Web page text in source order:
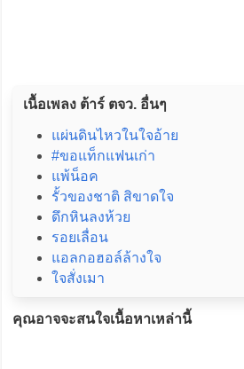
เนื้อเพลง ต้าร์ ตจว. อื่นๆ
แผ่นดินไหวในใจอ้าย
#ขอแท็กแฟนเก่า
แพ้น็อค
รั้วของชาติ สิขาดใจ
ดึกหินลงห้วย
รอยเลื่อน
แอลกอฮอล์ล้างใจ
ใจสั่งเมา
คุณอาจจะสนใจเนื้อหาเหล่านี้